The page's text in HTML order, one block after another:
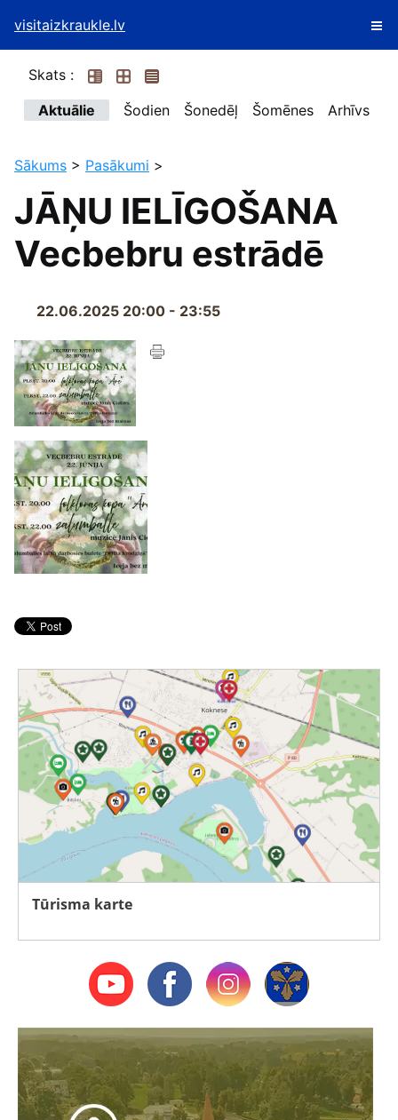
visitaizkraukle.lv
Skats :
Aktuālie
Šodien Šonedēļ Šomēnes Arhīvs
Sākums > Pasākumi >
JĀŅU IELĪGOŠANA
Vecbebru estrādē
22.06.2025 20:00 - 23:55
Tūrisma karte